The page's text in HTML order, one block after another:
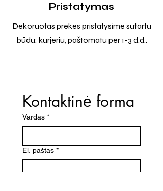
Pristatymas
Dekoruotas prekes pristatysime sutartu
būdu: kurjeriu, paštomatu per 1-3 d.d..
Kontaktinė forma
Vardas *
El. paštas *